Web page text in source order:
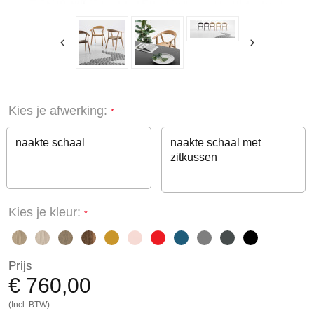
Kies je afwerking:
naakte schaal
naakte schaal met
zitkussen
Kies je kleur:
Prijs
€ 760,00
(Incl. BTW)